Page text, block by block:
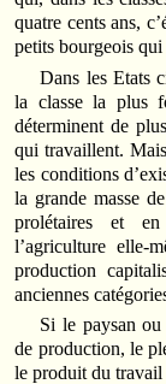
quatre cents ans,
petits bourgeois
Dans les Etats
la classe la plus
déterminent de
qui travaillent.
les conditions
la grande masse
prolétaires et
l’agriculture elle-
production
anciennes
Si le paysan ou
de production, le
le produit du travail